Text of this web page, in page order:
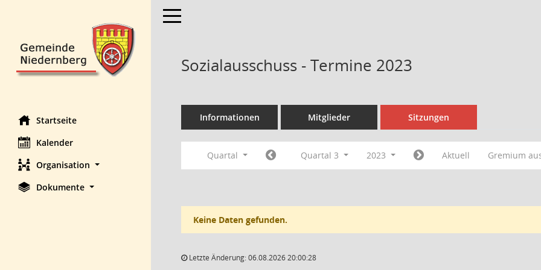
Startseite
Kalender
Organisation
Dokumente
Toggle navigation
Sozialausschuss - Termine 2023
Informationen Mitglieder Sitzungen
Quartal Quartal 3 2023 Aktuell Gremium
Keine Daten gefunden.
Letzte Änderung: 06.08.2026 20:00:28